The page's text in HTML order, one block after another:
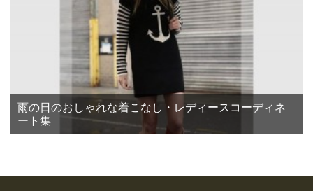
雨の日のおしゃれな着こなし・レディースコーディネ
ート集